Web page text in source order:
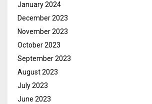
January 2024
December 2023
November 2023
October 2023
September 2023
August 2023
July 2023
June 2023